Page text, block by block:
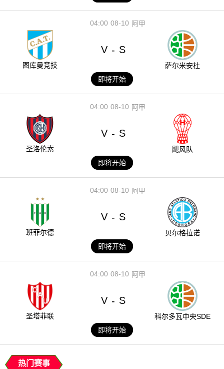
08-10
04:00 阿甲
图库曼竞技
V - S
萨尔米安杜
即将开始
08-10
04:00 阿甲
圣洛伦索
V - S
飓风队
即将开始
08-10
04:00 阿甲
班菲尔德
V - S
贝尔格拉诺
即将开始
08-10
04:00 阿甲
圣塔菲联
V - S
科尔多瓦中央SDE
即将开始
热门赛事